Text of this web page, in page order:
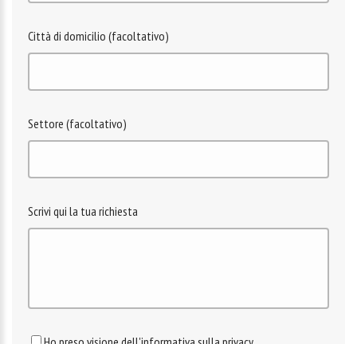
Città di domicilio (facoltativo)
Settore (facoltativo)
Scrivi qui la tua richiesta